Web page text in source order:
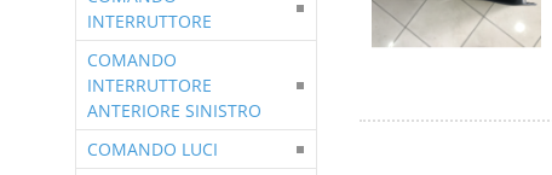
INTERRUTTORE
COMANDO
INTERRUTTORE
ANTERIORE SINISTRO
COMANDO LUCI